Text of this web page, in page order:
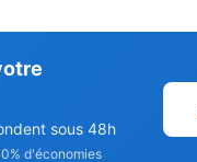
sous 48h
d'économies